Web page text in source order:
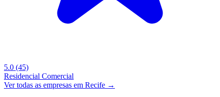
5.0 (45)
Residencial Comercial
Ver todas as empresas em Recife →